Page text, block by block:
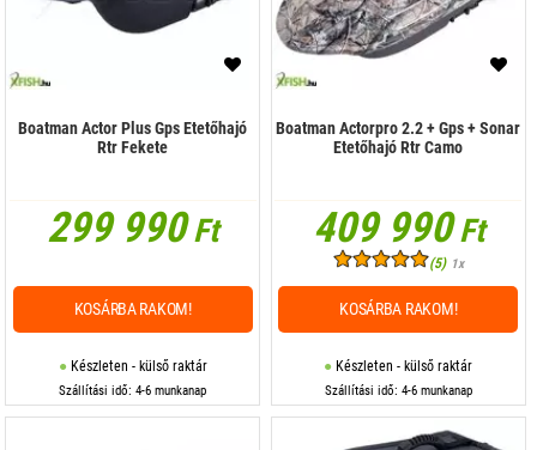
Boatman Actor Plus Gps Etetőhajó
Rtr Fekete
299 990Ft
Készleten - külső raktár
Szállítási idő: 4-6 munkanap
KOSÁRBA RAKOM!
Boatman Actorpro 2.2 + Gps + Sonar
Etetőhajó Rtr Camo
409 990Ft
(5) 1x
Készleten - külső raktár
Szállítási idő: 4-6 munkanap
KOSÁRBA RAKOM!